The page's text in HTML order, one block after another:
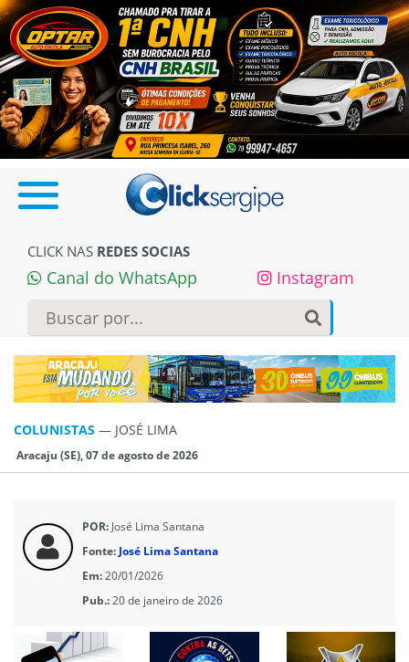
CLICK NAS REDES SOCIAS
Canal do WhatsApp Instagram
COLUNISTAS — JOSÉ LIMA
Aracaju (SE), 07 de agosto de 2026
POR: José Lima Santana
Fonte: José Lima Santana
Em:20/01/2026
Pub.:20 de janeiro de 2026